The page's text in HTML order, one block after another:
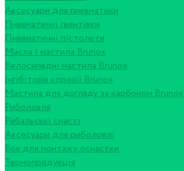
Аксесуари для пневматики
Пневматичні гвинтівки
Пневматичні пістолети
Масла і мастила Brunox
Велосипедні мастила Brunox
Інгібітори корозії Brunox
Мастила для догляду за карбоном Brunox
Риболовля
Рибальські снасті
Аксесуари для риболовлі
Все для монтажу оснастки
Термопродукція